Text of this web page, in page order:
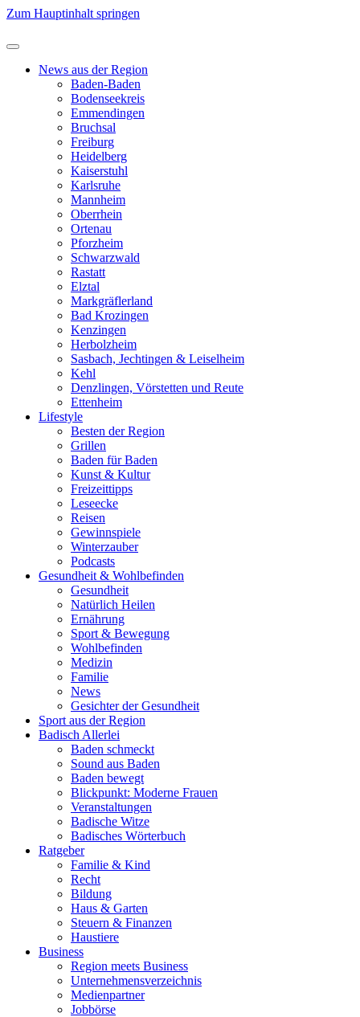
Zum Hauptinhalt springen
News aus der Region
Baden-Baden
Bodenseekreis
Emmendingen
Bruchsal
Freiburg
Heidelberg
Kaiserstuhl
Karlsruhe
Mannheim
Oberrhein
Ortenau
Pforzheim
Schwarzwald
Rastatt
Elztal
Markgräflerland
Bad Krozingen
Kenzingen
Herbolzheim
Sasbach, Jechtingen & Leiselheim
Kehl
Denzlingen, Vörstetten und Reute
Ettenheim
Lifestyle
Besten der Region
Grillen
Baden für Baden
Kunst & Kultur
Freizeittipps
Leseecke
Reisen
Gewinnspiele
Winterzauber
Podcasts
Gesundheit & Wohlbefinden
Gesundheit
Natürlich Heilen
Ernährung
Sport & Bewegung
Wohlbefinden
Medizin
Familie
News
Gesichter der Gesundheit
Sport aus der Region
Badisch Allerlei
Baden schmeckt
Sound aus Baden
Baden bewegt
Blickpunkt: Moderne Frauen
Veranstaltungen
Badische Witze
Badisches Wörterbuch
Ratgeber
Familie & Kind
Recht
Bildung
Haus & Garten
Steuern & Finanzen
Haustiere
Business
Region meets Business
Unternehmensverzeichnis
Medienpartner
Jobbörse